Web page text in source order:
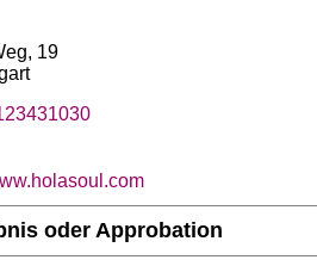
19
oder Approbation